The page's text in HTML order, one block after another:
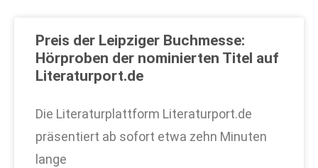
Preis der Leipziger Buchmesse:
Hörproben der nominierten Titel auf
Literaturport.de
Die Literaturplattform Literaturport.de
präsentiert ab sofort etwa zehn Minuten
lange